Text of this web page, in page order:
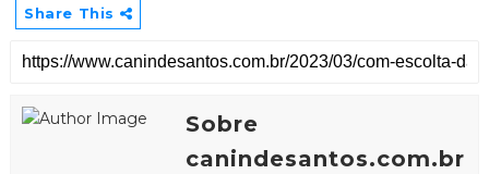
Share This
Sobre
canindesantos.com.br